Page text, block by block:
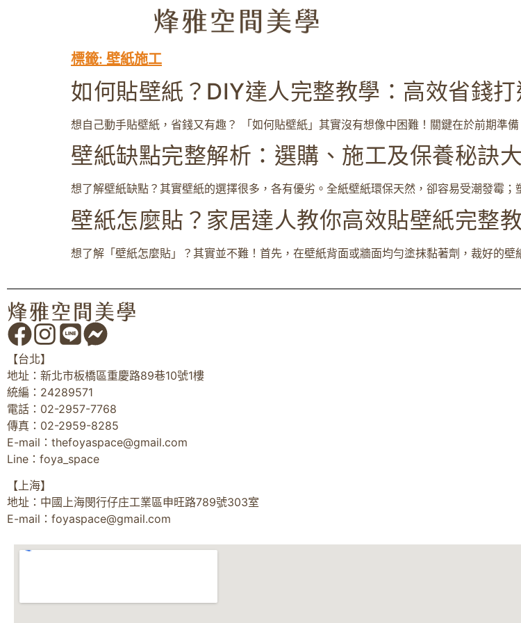
標籤: 壁紙施工
如何貼壁紙？DIY達人完整教學：高效省錢打
想自己動手貼壁紙，省錢又有趣？ 「如何貼壁紙」其實沒有想像中困難！關鍵在於前期準
壁紙缺點完整解析：選購、施工及保養秘訣大
想了解壁紙缺點？其實壁紙的選擇很多，各有優劣。全紙壁紙環保天然，卻容易受潮發霉
壁紙怎麼貼？家居達人教你高效貼壁紙完整教
想了解「壁紙怎麼貼」？其實並不難！首先，在壁紙背面或牆面均勻塗抹黏著劑，裁好的
【台北】
地址：新北市板橋區重慶路89巷10號1樓
統編：24289571
電話：02-2957-7768
傳真：02-2959-8285
E-mail： thefoyaspace@gmail.com
Line：foya_space
【上海】
地址：中國上海閔行仔庄工業區申旺路789號303室
E-mail： foyaspace@gmail.com